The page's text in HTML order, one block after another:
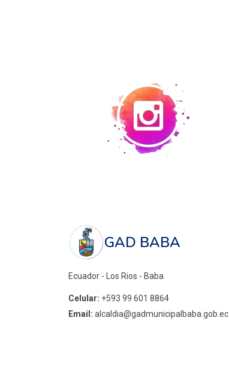
GAD BABA
Ecuador - Los Rios - Baba
Celular: +593 99 601 8864
Email: alcaldia@gadmunicipalbaba.gob.ec